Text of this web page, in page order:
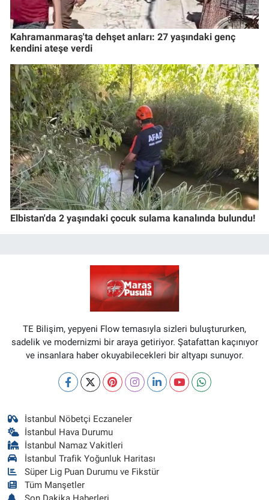
Kahramanmaraş'ta dehşet anları: 27 yaşındaki genç
kendini ateşe verdi
Elbistan'da 2 yaşındaki çocuk sulama kanalında bulundu!
TE Bilişim, yepyeni Flow temasıyla sizleri buluştururken,
sadelik ve modernizmi bir araya getiriyor. Şatafattan kaçınıyor
ve insanlara haber okuyabilecekleri bir altyapı sunuyor.
İstanbul Nöbetçi Eczaneler
İstanbul Hava Durumu
İstanbul Namaz Vakitleri
İstanbul Trafik Yoğunluk Haritası
Süper Lig Puan Durumu ve Fikstür
Tüm Manşetler